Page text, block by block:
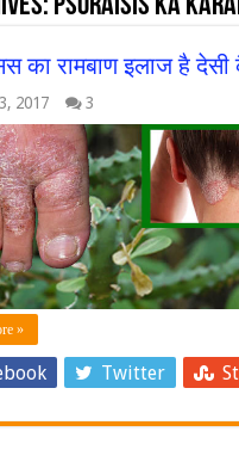
Psoraisis ka
का रामबाण इलाज है
2017 3
»
Twitter